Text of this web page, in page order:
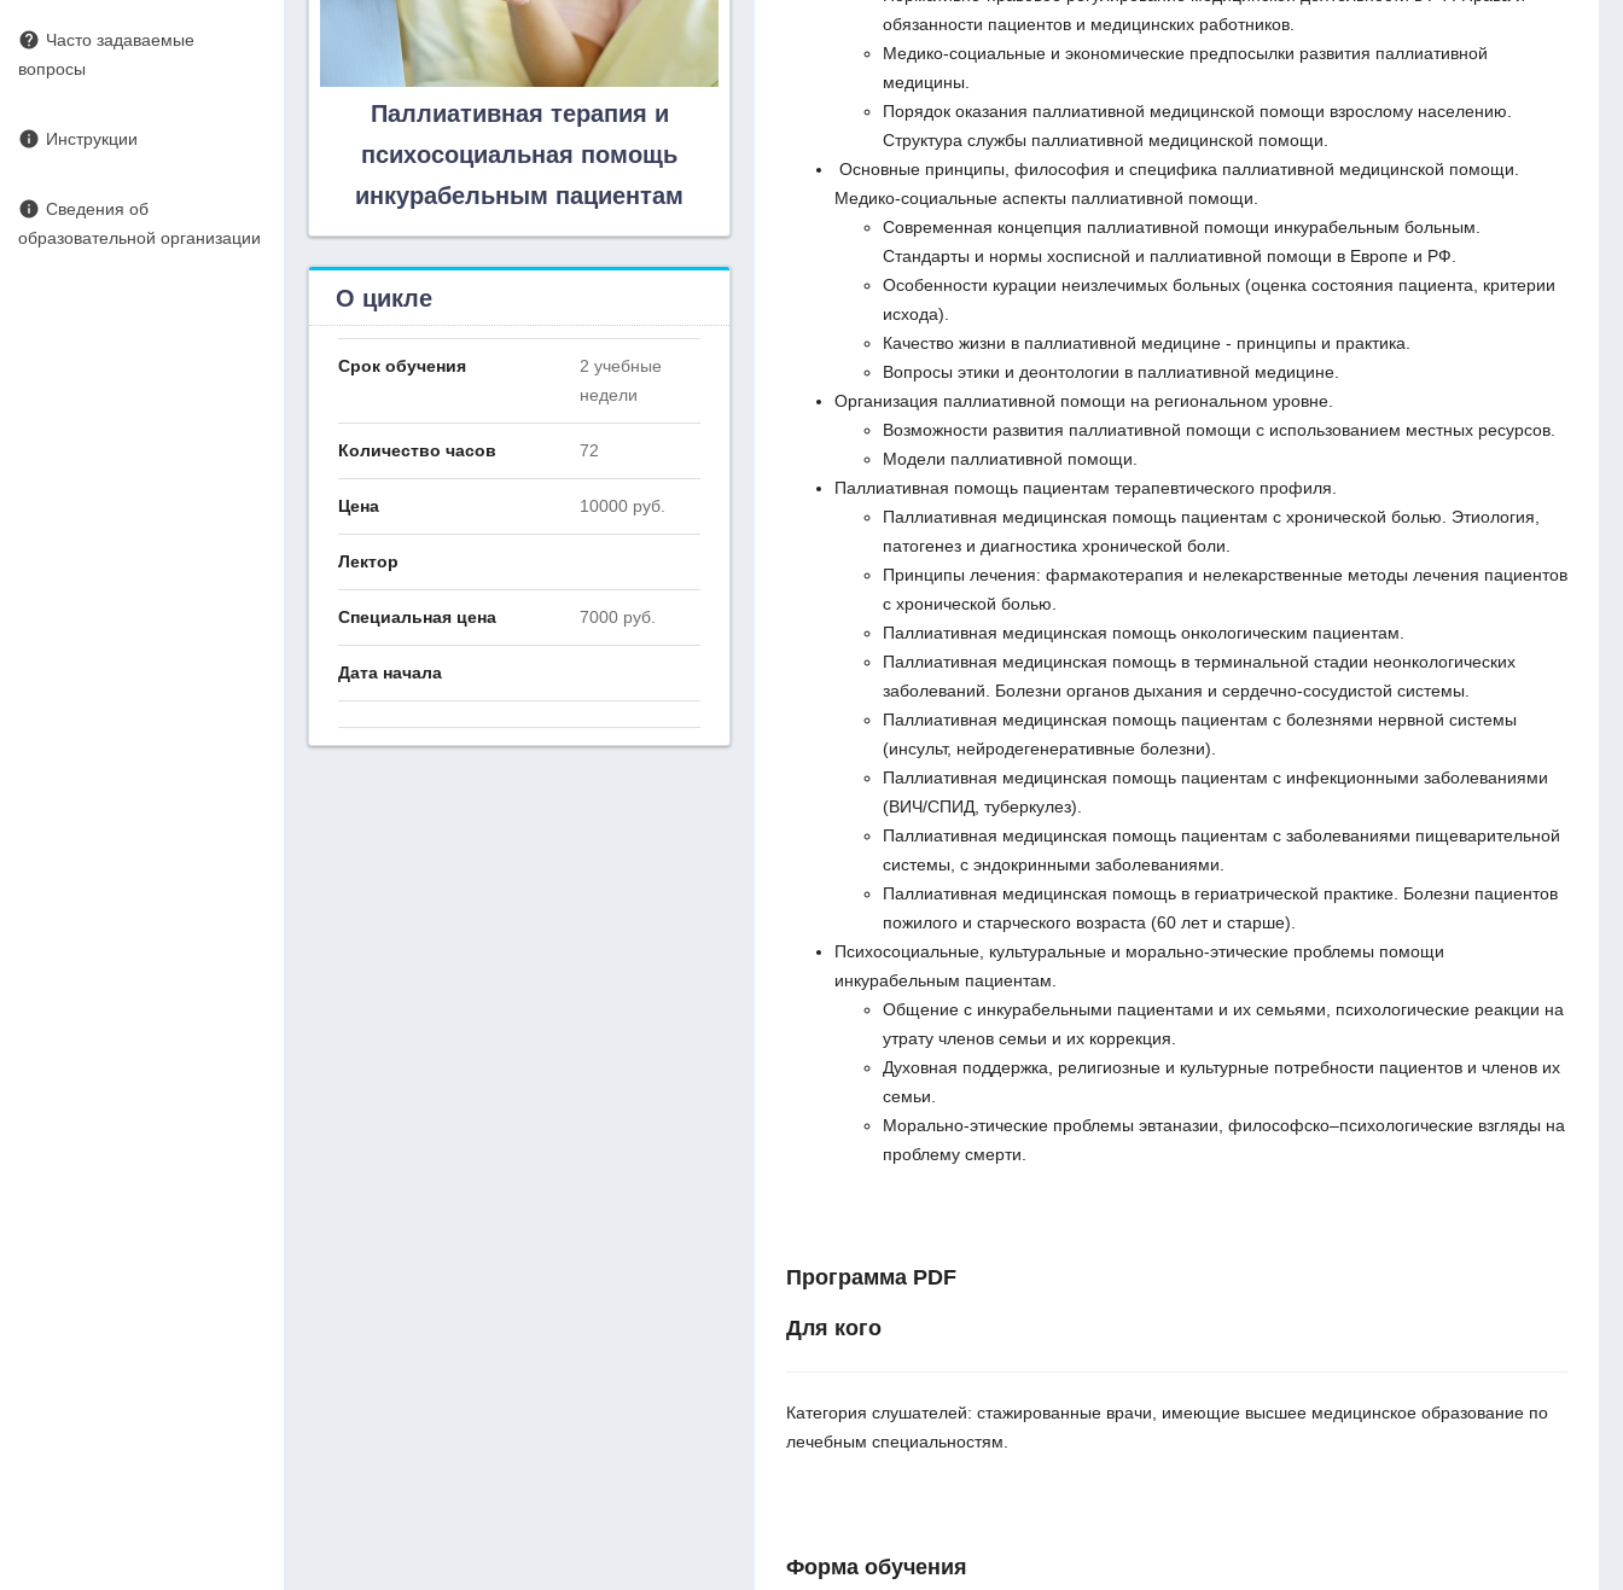
help Часто задаваемые
вопросы
info Инструкции
info Сведения об
образовательной организации
Паллиативная терапия и
психосоциальная помощь
инкурабельным пациентам
О цикле
Срок обучения
2 учебные
недели
Количество часов 72
Цена 10000 руб.
Лектор
Специальная цена 7000 руб.
Дата начала
обязанности пациентов и медицинских работников.
Медико-социальные и экономические предпосылки развития паллиативной
медицины.
Порядок оказания паллиативной медицинской помощи взрослому населению.
Структура службы паллиативной медицинской помощи.
Основные принципы, философия и специфика паллиативной медицинской помощи.
Медико-социальные аспекты паллиативной помощи.
Современная концепция паллиативной помощи инкурабельным больным.
Стандарты и нормы хосписной и паллиативной помощи в Европе и РФ.
Особенности курации неизлечимых больных (оценка состояния пациента, критерии
исхода).
Качество жизни в паллиативной медицине - принципы и практика.
Вопросы этики и деонтологии в паллиативной медицине.
Организация паллиативной помощи на региональном уровне.
Возможности развития паллиативной помощи с использованием местных ресурсов.
Модели паллиативной помощи.
Паллиативная помощь пациентам терапевтического профиля.
Паллиативная медицинская помощь пациентам с хронической болью. Этиология,
патогенез и диагностика хронической боли.
Принципы лечения: фармакотерапия и нелекарственные методы лечения пациентов
с хронической болью.
Паллиативная медицинская помощь онкологическим пациентам.
Паллиативная медицинская помощь в терминальной стадии неонкологических
заболеваний. Болезни органов дыхания и сердечно-сосудистой системы.
Паллиативная медицинская помощь пациентам с болезнями нервной системы
(инсульт, нейродегенеративные болезни).
Паллиативная медицинская помощь пациентам с инфекционными заболеваниями
(ВИЧ/СПИД, туберкулез).
Паллиативная медицинская помощь пациентам с заболеваниями пищеварительной
системы, с эндокринными заболеваниями.
Паллиативная медицинская помощь в гериатрической практике. Болезни пациентов
пожилого и старческого возраста (60 лет и старше).
Психосоциальные, культуральные и морально-этические проблемы помощи
инкурабельным пациентам.
Общение с инкурабельными пациентами и их семьями, психологические реакции на
утрату членов семьи и их коррекция.
Духовная поддержка, религиозные и культурные потребности пациентов и членов их
семьи.
Морально-этические проблемы эвтаназии, философско–психологические взгляды на
проблему смерти.
Программа PDF
Для кого
Категория слушателей: стажированные врачи, имеющие высшее медицинское образование по
лечебным специальностям.
Форма обучения